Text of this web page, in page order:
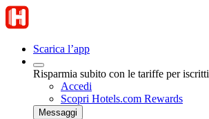
Scarica l’app
Risparmia subito con le tariffe per iscritti
Accedi
Scopri Hotels.com Rewards
Messaggi